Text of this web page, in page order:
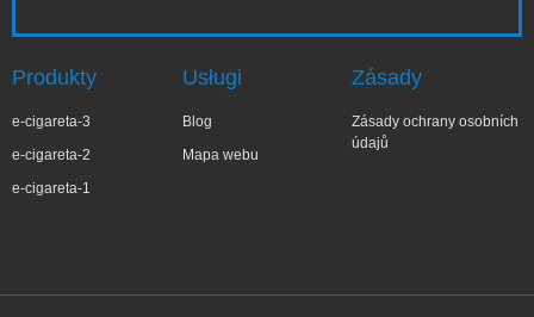
Produkty
e-cigareta-3
e-cigareta-2
e-cigareta-1
Usługi
Blog
Mapa webu
Zásady
Zásady ochrany osobních
údajů